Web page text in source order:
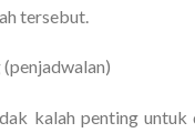
tersebut.
kalah penting